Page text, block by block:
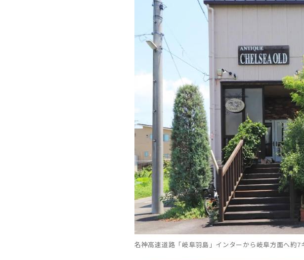
名神高速道路「岐阜羽島」インターから岐阜方面へ約7